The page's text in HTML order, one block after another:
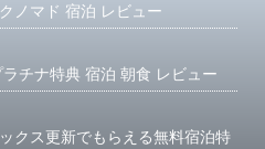
ノマド 宿泊 レビュー
チナ特典 宿泊 朝食 レビュー
クス更新でもらえる無料宿泊特